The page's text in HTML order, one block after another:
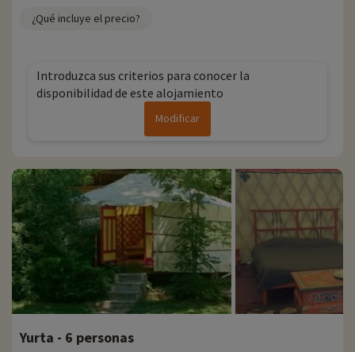
¿Qué incluye el precio?
Introduzca sus criterios para conocer la
disponibilidad de este alojamiento
Modificar
Yurta - 6 personas